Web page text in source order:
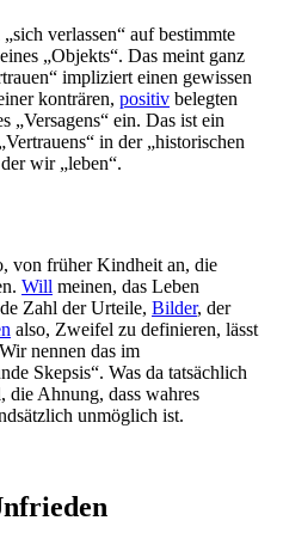
verlassen“ auf bestimmte
„Objekts“. Das meint ganz
impliziert einen gewissen
konträren, positiv belegten
„Versagens“ ein. Das ist ein
in der „historischen
wir „leben“.
von früher Kindheit an, die
Will meinen, das Leben
Zahl der Urteile, Bilder, der
also, Zweifel zu definieren, lässt
nennen das im
Skepsis“. Was da tatsächlich
die Ahnung, dass wahres
unmöglich ist.